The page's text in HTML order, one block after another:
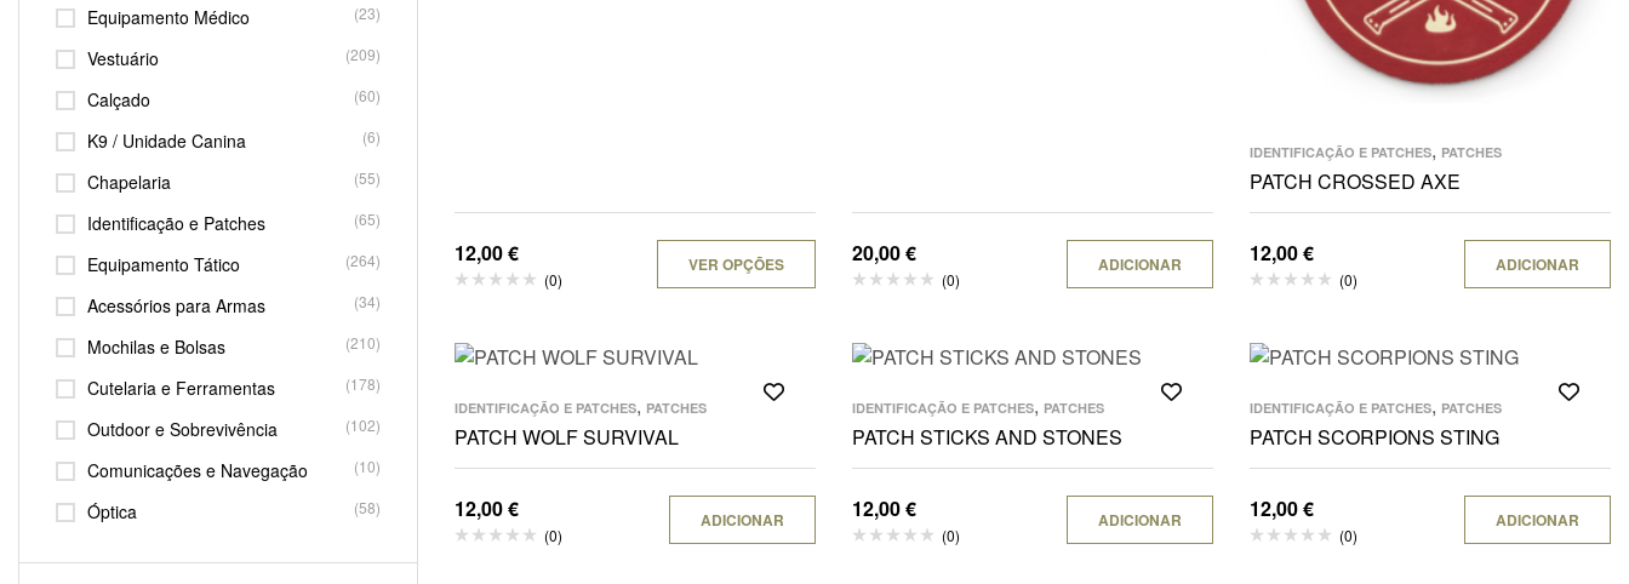
12,00€
(0)
VER OPÇÕES 20,00€
(0)
ADICIONAR
IDENTIFICAÇÃO E PATCHES, PATCHES
PATCH CROSSED AXE
12,00€
(0)
ADICIONAR
IDENTIFICAÇÃO E PATCHES, PATCHES
PATCH WOLF SURVIVAL
12,00€
(0)
ADICIONAR
IDENTIFICAÇÃO E PATCHES, PATCHES
PATCH STICKS AND STONES
12,00€
(0)
ADICIONAR
IDENTIFICAÇÃO E PATCHES, PATCHES
PATCH SCORPIONS STING
12,00€
(0)
ADICIONAR
Equipamento Médico (23)
Vestuário (209)
Calçado (60)
K9 / Unidade Canina (6)
Chapelaria (55)
Identificação e Patches (65)
Equipamento Tático (264)
Acessórios para Armas (34)
Mochilas e Bolsas (210)
Cutelaria e Ferramentas (178)
Outdoor e Sobrevivência (102)
Comunicações e Navegação (10)
Óptica (58)